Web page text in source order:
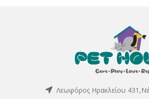
Λεωφόρος Ηρακλείου